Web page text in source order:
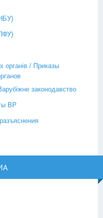
органів / Приказы
законодавство
ВР